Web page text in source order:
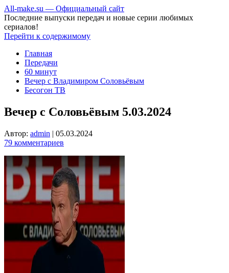
All-make.su — Официальный сайт
Последние выпуски передач и новые серии любимых
сериалов!
Перейти к содержимому
Главная
Передачи
60 минут
Вечер с Владимиром Соловьёвым
Бесогон ТВ
Вечер с Соловьёвым 5.03.2024
Автор: admin | 05.03.2024
79 комментариев